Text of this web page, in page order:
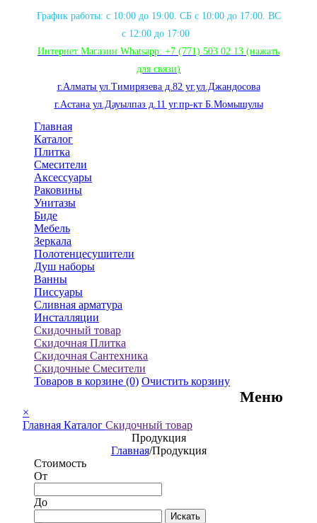
График работы: с 10:00 до 19:00. СБ с 10:00 до 17:00. ВС
с 12:00 до 17:00
Интернет Магазин Whatsapp: +7 (771) 503 02 13 (нажать
для связи)
г.Алматы ул.Тимирязева д.82 уг.ул.Джандосова
г.Астана ул.Дауылпаз д.11 уг.пр-кт Б.Момышулы
Главная
Каталог
Плитка
Смесители
Аксессуары
Раковины
Унитазы
Биде
Мебель
Зеркала
Полотенцесушители
Душ наборы
Ванны
Писсуары
Сливная арматура
Инсталляции
Скидочный товар
Скидочная Плитка
Скидочная Сантехника
Скидочные Смесители
Товаров в корзине (0) Очистить корзину
Меню
×
Главная Каталог Скидочный товар
Продукция
Главная/Продукция
Стоимость
От
До
Искать